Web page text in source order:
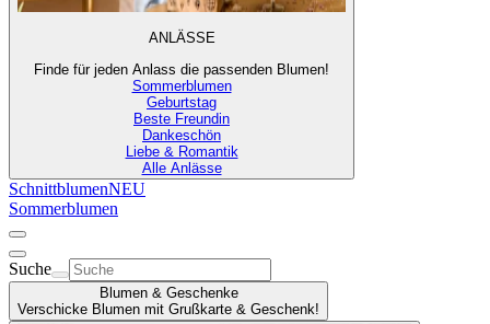
ANLÄSSE
Finde für jeden Anlass die passenden Blumen!
Sommerblumen
Geburtstag
Beste Freundin
Dankeschön
Liebe & Romantik
Alle Anlässe
SchnittblumenNEU
Sommerblumen
Suche
Blumen & Geschenke
Verschicke Blumen mit Grußkarte & Geschenk!